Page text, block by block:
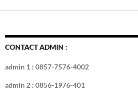
CONTACT ADMIN :
admin 1 : 0857-7576-4002
admin 2 : 0856-1976-401